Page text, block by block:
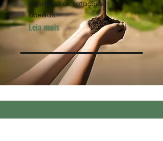
enquetes ou votações
abertas.
Leia mais